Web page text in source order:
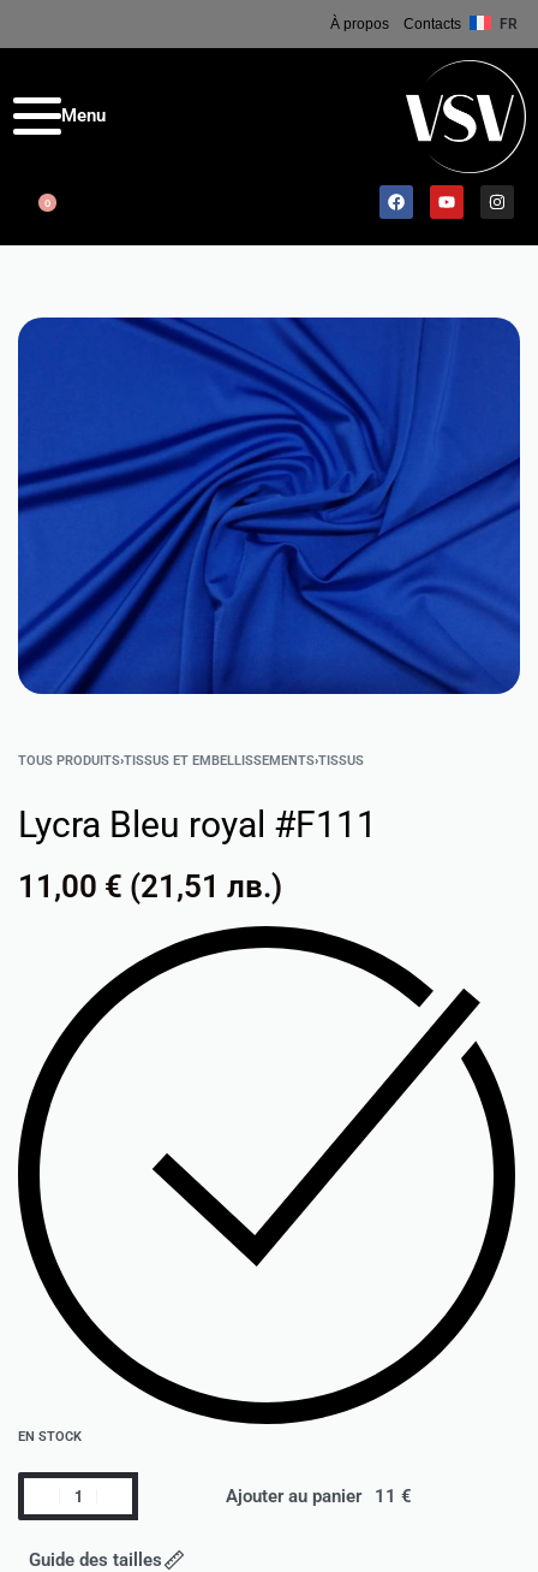
À propos Contacts FR
0
TOUS PRODUITS›TISSUS ET EMBELLISSEMENTS›TISSUS
Lycra Bleu royal #F111
11,00 € (21,51 лв.)
EN STOCK
Ajouter au panier
Guide des tailles